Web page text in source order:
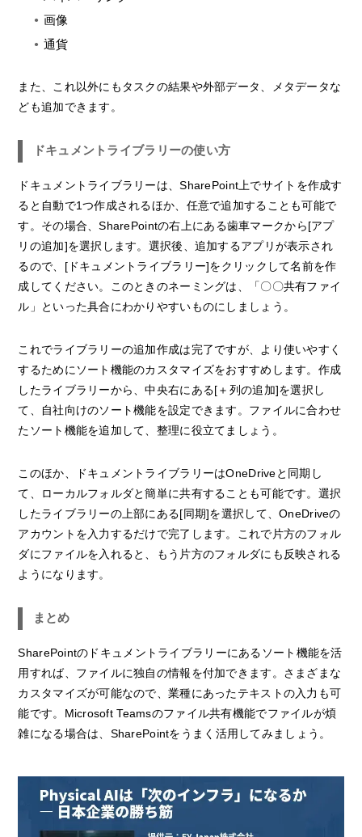
画像
通貨
また、これ以外にもタスクの結果や外部データ、メタデータな
ども追加できます。
ドキュメントライブラリーの使い方
ドキュメントライブラリーは、SharePoint上でサイトを作成す
ると自動で1つ作成されるほか、任意で追加することも可能で
す。その場合、SharePointの右上にある歯車マークから[アプ
リの追加]を選択します。選択後、追加するアプリが表示され
るので、[ドキュメントライブラリー]をクリックして名前を作
成してください。このときのネーミングは、「〇〇共有ファイ
ル」といった具合にわかりやすいものにしましょう。
これでライブラリーの追加作成は完了ですが、より使いやすく
するためにソート機能のカスタマイズをおすすめします。作成
したライブラリーから、中央右にある[＋列の追加]を選択し
て、自社向けのソート機能を設定できます。ファイルに合わせ
たソート機能を追加して、整理に役立てましょう。
このほか、ドキュメントライブラリーはOneDriveと同期し
て、ローカルフォルダと簡単に共有することも可能です。選択
したライブラリーの上部にある[同期]を選択して、OneDriveの
アカウントを入力するだけで完了します。これで片方のフォル
ダにファイルを入れると、もう片方のフォルダにも反映される
ようになります。
まとめ
SharePointのドキュメントライブラリーにあるソート機能を活
用すれば、ファイルに独自の情報を付加できます。さまざまな
カスタマイズが可能なので、業種にあったテキストの入力も可
能です。Microsoft Teamsのファイル共有機能でファイルが煩
雑になる場合は、SharePointをうまく活用してみましょう。